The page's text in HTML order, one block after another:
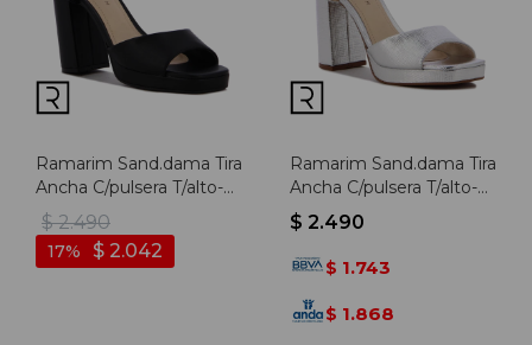
Ramarim Sand.dama Tira
Ancha C/pulsera T/alto-
plataforma - Negro -
Negro
$ 2.490
$ 2.042
17
Ramarim Sand.dama Tira
Ancha C/pulsera T/alto-
plataforma - Plata - Plata
$ 2.490
$ 1.743
$ 1.868